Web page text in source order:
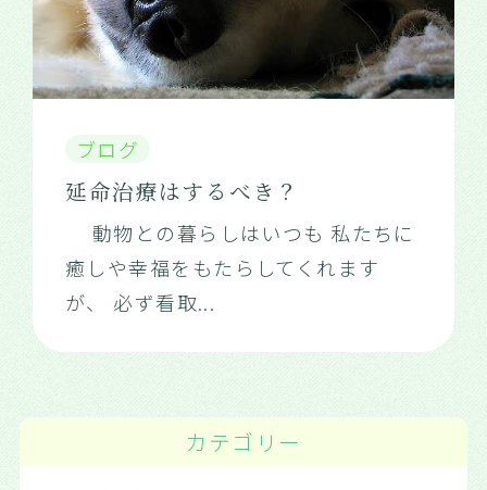
ブログ
延命治療はするべき？
動物との暮らしはいつも 私たちに
癒しや幸福をもたらしてくれます
が、 必ず看取...
カテゴリー